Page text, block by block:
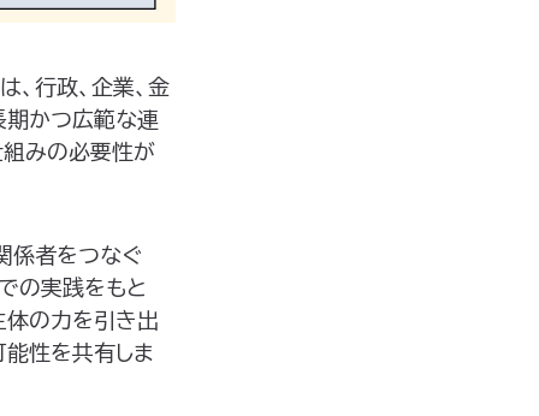
行政、企業、金
期かつ広範な連
みの必要性が
係者をつなぐ
の実践をもと
体の力を引き出
能性を共有しま